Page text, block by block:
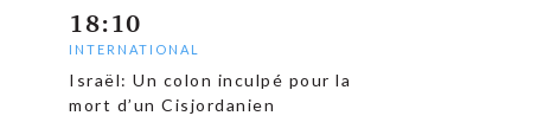
18:10
INTERNATIONAL
Israël: Un colon inculpé pour la
mort d’un Cisjordanien